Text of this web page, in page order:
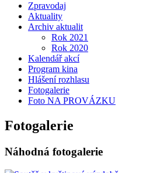
Zpravodaj
Aktuality
Archiv aktualit
Rok 2021
Rok 2020
Kalendář akcí
Program kina
Hlášení rozhlasu
Fotogalerie
Foto NA PROVÁZKU
Fotogalerie
Náhodná fotogalerie